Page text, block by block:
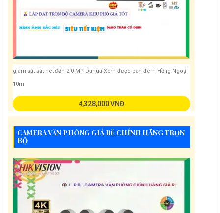
giám sát sắt nét đến 2.0 MP Dahua Xem được ban đêm Hồng Ngoại
10m
4,328,000 VNĐ
CAMERA VĂN PHÒNG GIÁ RẺ CHÍNH HÃNG TRỌN
BỘ